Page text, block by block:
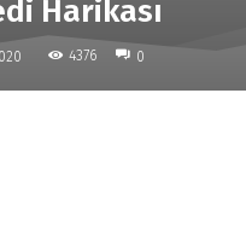
Harikası
4376 0